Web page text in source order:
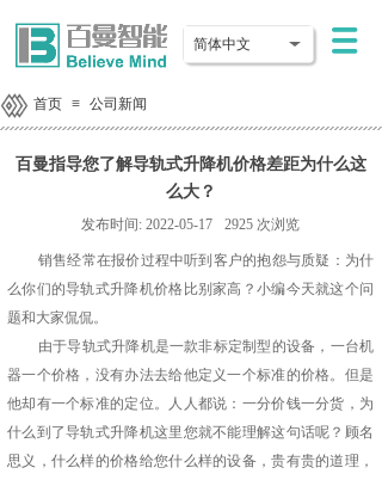
简体中文
首页 ≡ 公司新闻
百曼指导您了解导轨式升降机价格差距为什么这
么大？
发布时间: 2022-05-17 2925 次浏览
销售经常在报价过程中听到客户的抱怨与质疑：为什
么你们的导轨式升降机价格比别家高？小编今天就这个问
题和大家侃侃。
由于导轨式升降机是一款非标定制型的设备，一台机
器一个价格，没有办法去给他定义一个标准的价格。但是
他却有一个标准的定位。人人都说：一分价钱一分货，为
什么到了导轨式升降机这里您就不能理解这句话呢？顾名
思义，什么样的价格给您什么样的设备，贵有贵的道理，